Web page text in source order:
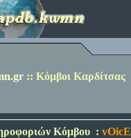
:: Κόμβοι Καρδίτσας
Κόμβου : vOicE